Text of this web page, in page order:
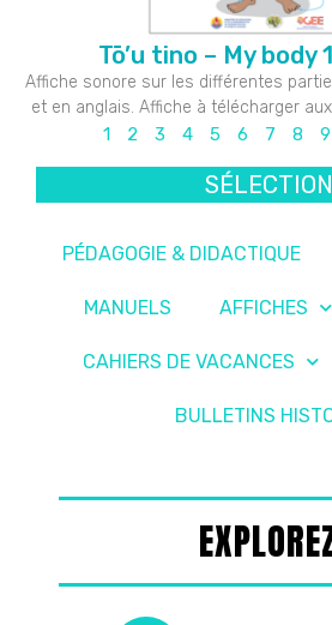
Tō’u tino – My body
Affiche sonore sur les différentes
et en anglais. Affiche à télécharger
1 2 3 4 5 6 7 8 9
SÉLECTION
PÉDAGOGIE & DIDACTIQUE
MANUELS AFFICHES
CAHIERS DE VACANCES
BULLETINS